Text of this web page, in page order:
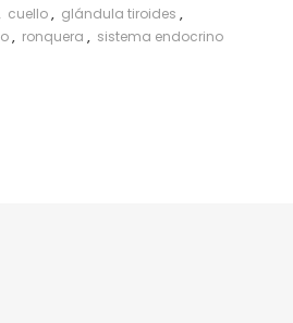
cuello, glándula tiroides ,
, ronquera , sistema endocrino